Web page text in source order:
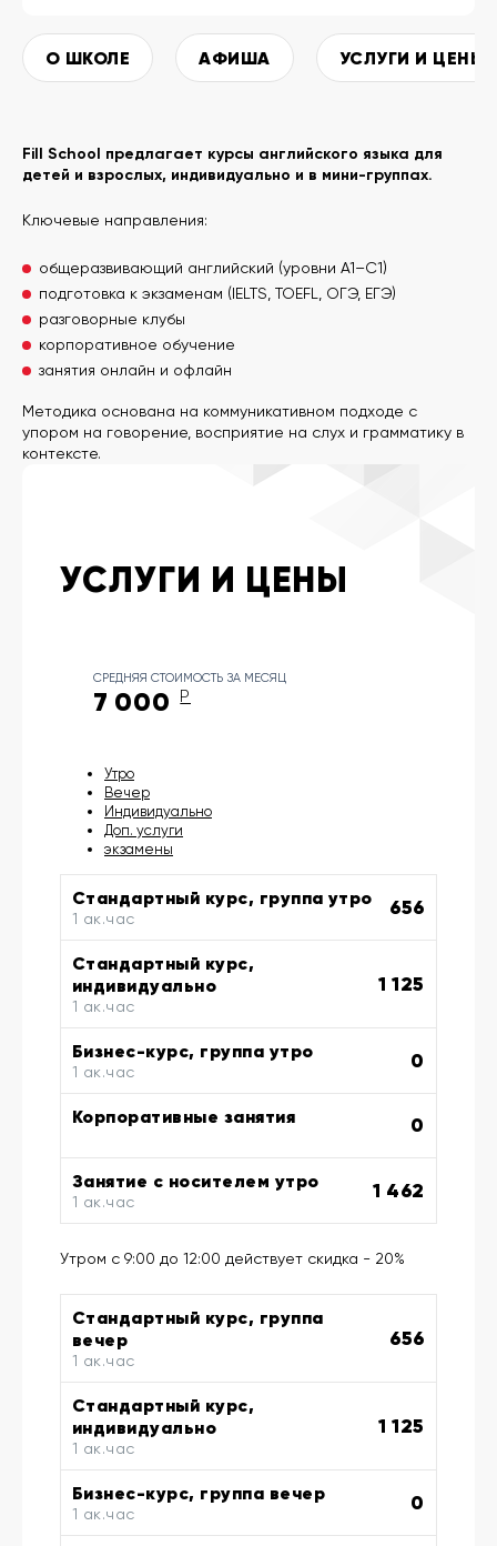
О ШКОЛЕ АФИША УСЛУГИ И ЦЕНЫ
Fill School предлагает курсы английского языка для
детей и взрослых, индивидуально и в мини-группах.
Ключевые направления:
общеразвивающий английский (уровни A1–C1)
подготовка к экзаменам (IELTS, TOEFL, ОГЭ, ЕГЭ)
разговорные клубы
корпоративное обучение
занятия онлайн и офлайн
Методика основана на коммуникативном подходе с
упором на говорение, восприятие на слух и грамматику в
контексте.
УСЛУГИ И ЦЕНЫ
СРЕДНЯЯ СТОИМОСТЬ ЗА МЕСЯЦ
7 000 Р
Утро
Вечер
Индивидуально
Доп. услуги
экзамены
Стандартный курс, группа утро
1 ак.час 656
Стандартный курс,
индивидуально
1 ак.час
1 125
Бизнес-курс, группа утро
1 ак.час 0
Корпоративные занятия 0
Занятие с носителем утро
1 ак.час 1 462
Утром с 9:00 до 12:00 действует скидка - 20%
Стандартный курс, группа
вечер
1 ак.час
656
Стандартный курс,
индивидуально
1 ак.час
1 125
Бизнес-курс, группа вечер
1 ак.час 0